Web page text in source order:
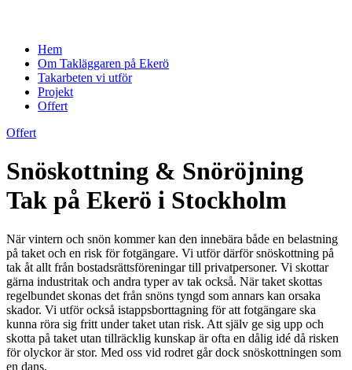
Hem
Om Takläggaren på Ekerö
Takarbeten vi utför
Projekt
Offert
Offert
Snöskottning & Snöröjning
Tak på Ekerö i Stockholm
När vintern och snön kommer kan den innebära både en belastning
på taket och en risk för fotgängare. Vi utför därför snöskottning på
tak åt allt från bostadsrättsföreningar till privatpersoner. Vi skottar
gärna industritak och andra typer av tak också. När taket skottas
regelbundet skonas det från snöns tyngd som annars kan orsaka
skador. Vi utför också istappsborttagning för att fotgängare ska
kunna röra sig fritt under taket utan risk. Att själv ge sig upp och
skotta på taket utan tillräcklig kunskap är ofta en dålig idé då risken
för olyckor är stor. Med oss vid rodret går dock snöskottningen som
en dans.